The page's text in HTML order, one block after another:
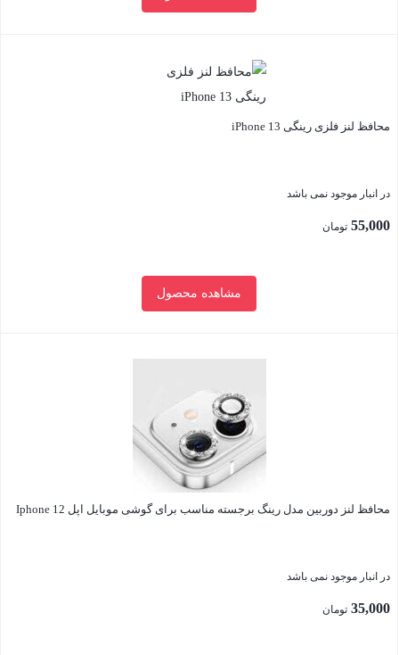
محافظ لنز فلزی رینگی iPhone 13
در انبار موجود نمی باشد
55,000 تومان
مشاهده محصول
محافظ لنز دوربین مدل رینگ برجسته مناسب برای گوشی موبایل اپل Iphone 12
در انبار موجود نمی باشد
35,000 تومان